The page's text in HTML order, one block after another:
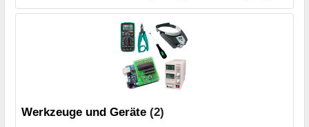
Werkzeuge und Geräte (2)